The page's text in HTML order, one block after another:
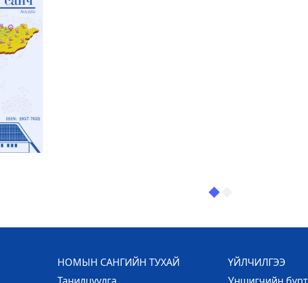
НОМЫН САНГИЙН ТУХАЙ
Танилцуулга
ҮЙЛЧИЛГЭЭ
Уншигчийн